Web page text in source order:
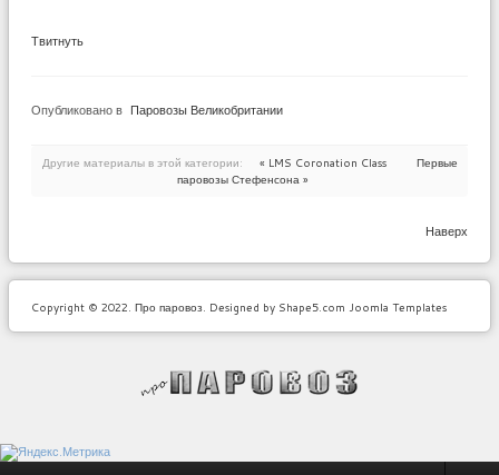
Твитнуть
Опубликовано в Паровозы Великобритании
Другие материалы в этой категории: « LMS Coronation Class
Первые
паровозы Стефенсона »
Наверх
Copyright © 2022. Про паровоз. Designed by Shape5.com Joomla Templates